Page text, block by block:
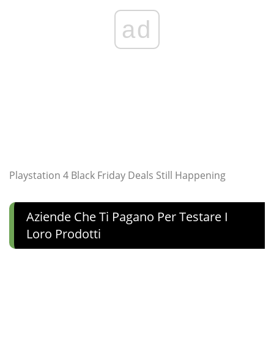
ad
Playstation 4 Black Friday Deals Still Happening
Aziende Che Ti Pagano Per Testare I
Loro Prodotti